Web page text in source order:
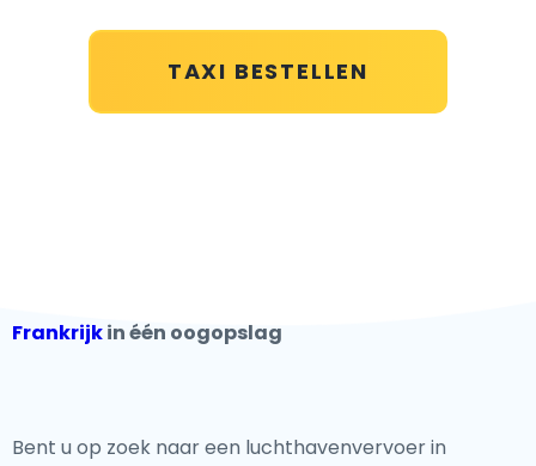
TAXI BESTELLEN
Frankrijkin één oogopslag
Bent u op zoek naar een luchthavenvervoer in